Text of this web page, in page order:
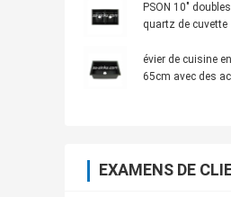
PSON 10"
quartz de cuvette
évier de cuisine
65cm avec des
EXAMENS DE